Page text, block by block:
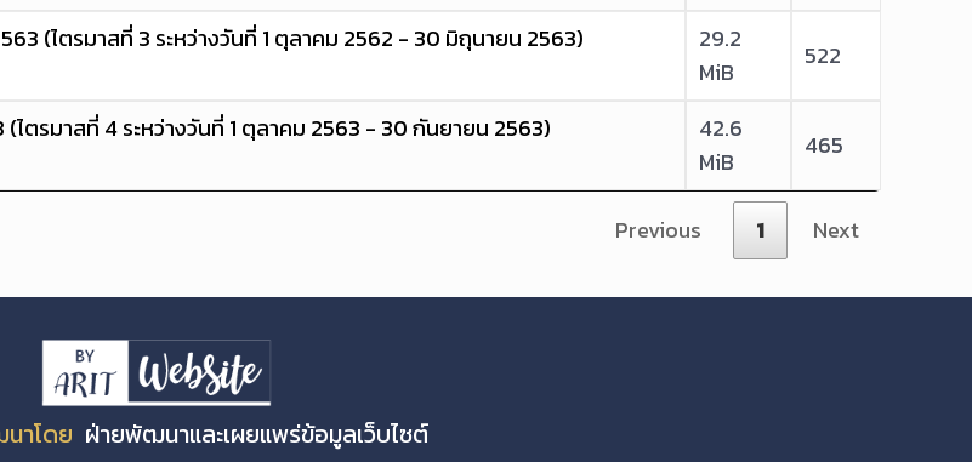
(ไตรมาสที่ 3 ระหว่างวันที่ 1 ตุลาคม 2562 - 30 มิถุนายน 2563)
29.2
MiB
522
ไตรมาสที่ 4 ระหว่างวันที่ 1 ตุลาคม 2563 - 30 กันยายน 2563)
42.6
MiB
465
Previous 1 Next
าโดย ฝ่ายพัฒนาและเผยแพร่ข้อมูลเว็บไซต์